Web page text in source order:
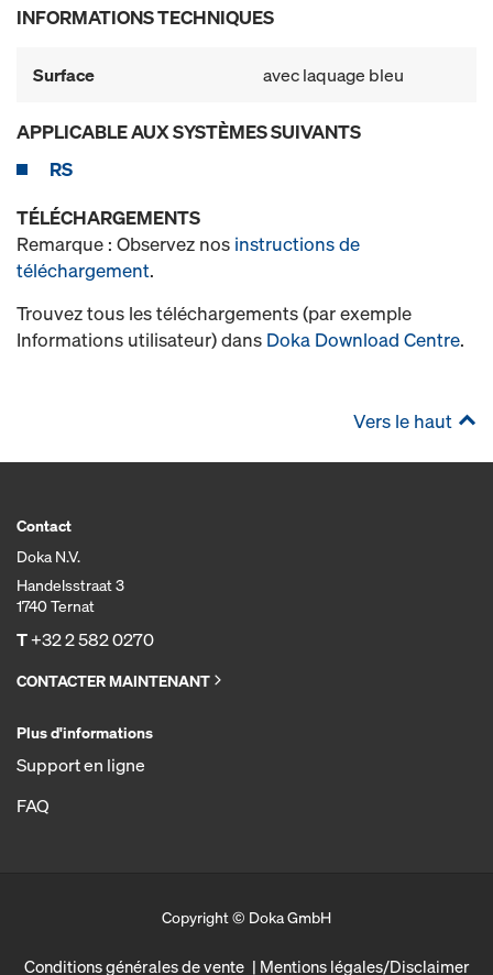
INFORMATIONS TECHNIQUES
Surface avec laquage bleu
APPLICABLE AUX SYSTÈMES SUIVANTS
RS
TÉLÉCHARGEMENTS
Remarque : Observez nos instructions de
téléchargement.
Trouvez tous les téléchargements (par exemple
Informations utilisateur) dans Doka Download Centre.
Vers le haut
Contact
Doka N.V.
Handelsstraat 3
1740 Ternat
T+32 2 582 0270
CONTACTER MAINTENANT
Plus d'informations
Support en ligne
FAQ
Copyright © Doka GmbH
Conditions générales de vente Mentions légales/Disclaimer